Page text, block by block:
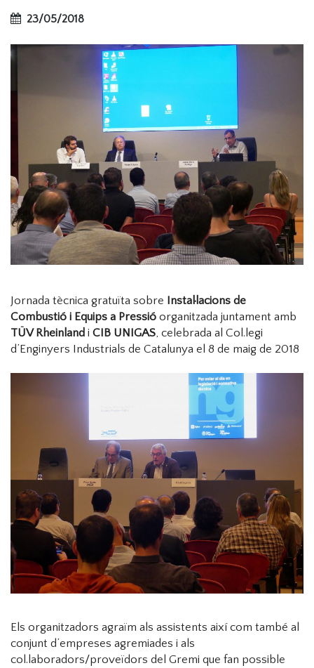
23/05/2018
Jornada tècnica gratuïta sobre Instal·lacions de
Combustió i Equips a Pressió organitzada juntament amb
TÜV Rheinland i CIB UNIGAS, celebrada al Col.legi
d’Enginyers Industrials de Catalunya el 8 de maig de 2018
Els organitzadors agraïm als assistents així com també al
conjunt d’empreses agremiades i als
col.laboradors/proveïdors del Gremi que fan possible